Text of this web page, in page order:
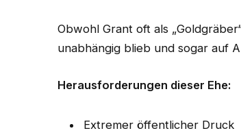
Obwohl Grant oft als
unabhängig blieb und sogar auf
Herausforderungen dieser Ehe:
Extremer öffentlicher Druck